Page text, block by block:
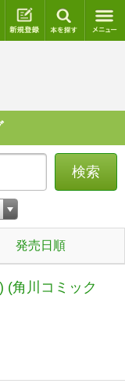
ログイン 新規登録
検索
発売日順
(角川コミック